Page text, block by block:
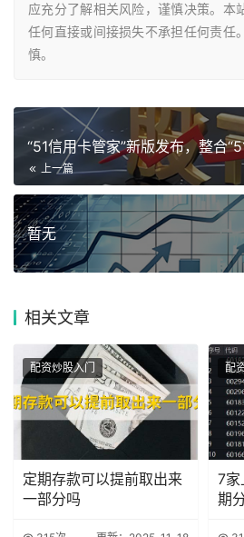
应充分了解相关风险，谨慎决策。本
任何直接或间接损失不承担任何责任
慎。
“51信用卡管家”新版发布，整合
上一篇
暂无
相关文章
配资炒股入门
定期存款可以提前取出来
一部分吗
配
7家
期